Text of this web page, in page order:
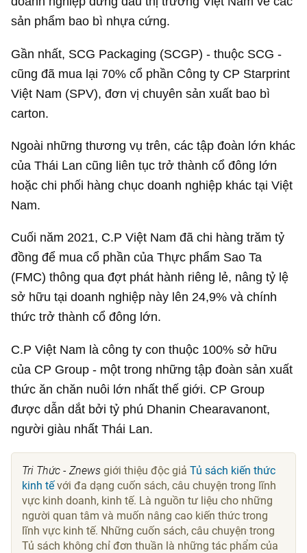
sản phẩm bao bì nhựa cứng.
Gần nhất, SCG Packaging (SCGP) - thuộc SCG -
cũng đã mua lại 70% cổ phần Công ty CP Starprint
Việt Nam (SPV), đơn vị chuyên sản xuất bao bì
carton.
Ngoài những thương vụ trên, các tập đoàn lớn khác
của Thái Lan cũng liên tục trở thành cổ đông lớn
hoặc chi phối hàng chục doanh nghiệp khác tại Việt
Nam.
Cuối năm 2021, C.P Việt Nam đã chi hàng trăm tỷ
đồng để mua cổ phần của Thực phẩm Sao Ta
(FMC) thông qua đợt phát hành riêng lẻ, nâng tỷ lệ
sở hữu tại doanh nghiệp này lên 24,9% và chính
thức trở thành cổ đông lớn.
C.P Việt Nam là công ty con thuộc 100% sở hữu
của CP Group - một trong những tập đoàn sản xuất
thức ăn chăn nuôi lớn nhất thế giới. CP Group
được dẫn dắt bởi tỷ phú Dhanin Chearavanont,
người giàu nhất Thái Lan.
Tri Thức - Znews giới thiệu độc giảTủ sách kiến thức
kinh tếvới đa dạng cuốn sách, câu chuyện trong lĩnh
vực kinh doanh, kinh tế. Là nguồn tư liệu cho những
người quan tâm và muốn nâng cao kiến thức trong
lĩnh vực kinh tế. Những cuốn sách, câu chuyện trong
Tủ sách không chỉ đơn thuần là những tác phẩm của